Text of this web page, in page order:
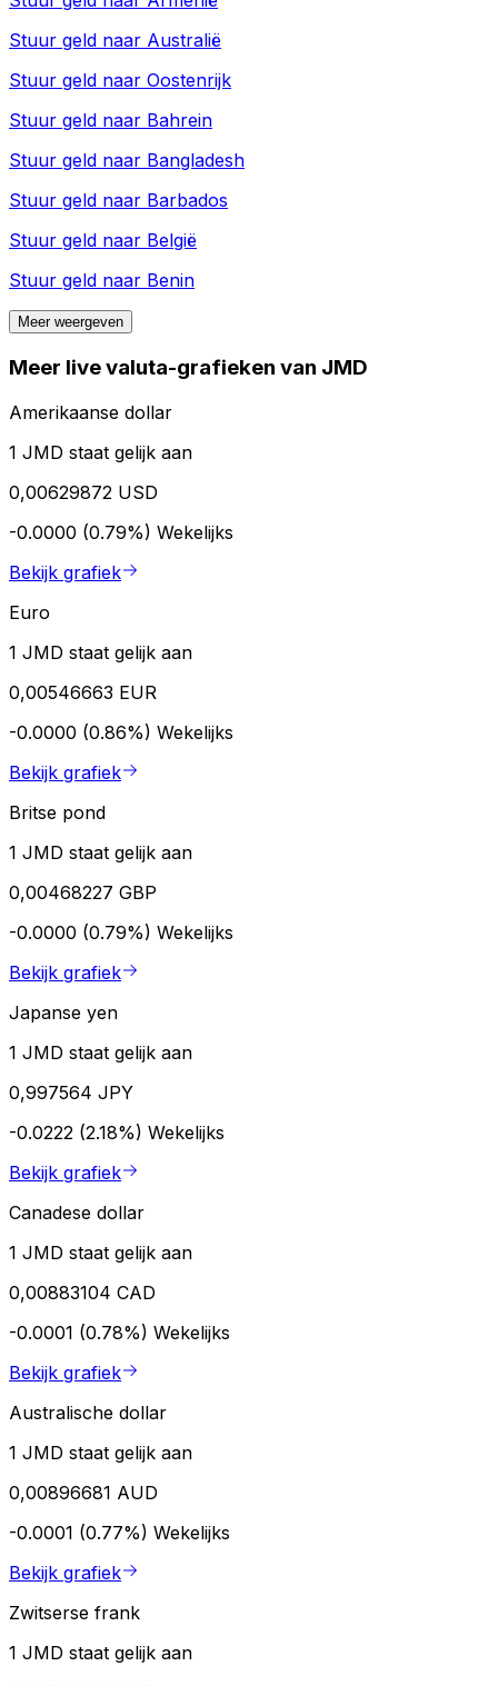
Stuur geld naar Australië
Stuur geld naar Oostenrijk
Stuur geld naar Bahrein
Stuur geld naar Bangladesh
Stuur geld naar Barbados
Stuur geld naar België
Stuur geld naar Benin
Meer weergeven
Meer live valuta-grafieken van JMD
Amerikaanse dollar
1 JMD staat gelijk aan
0,00629872 USD
-0.0000 (0.79%) Wekelijks
Bekijk grafiek
Euro
1 JMD staat gelijk aan
0,00546663 EUR
-0.0000 (0.86%) Wekelijks
Bekijk grafiek
Britse pond
1 JMD staat gelijk aan
0,00468227 GBP
-0.0000 (0.79%) Wekelijks
Bekijk grafiek
Japanse yen
1 JMD staat gelijk aan
0,997564 JPY
-0.0222 (2.18%) Wekelijks
Bekijk grafiek
Canadese dollar
1 JMD staat gelijk aan
0,00883104 CAD
-0.0001 (0.78%) Wekelijks
Bekijk grafiek
Australische dollar
1 JMD staat gelijk aan
0,00896681 AUD
-0.0001 (0.77%) Wekelijks
Bekijk grafiek
Zwitserse frank
1 JMD staat gelijk aan